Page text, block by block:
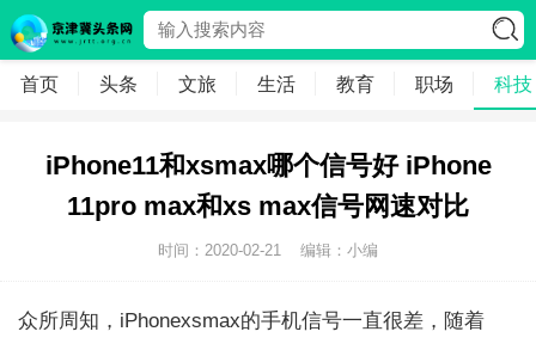
首页 头条 文旅 生活 教育 职场 科技
iPhone11和xsmax哪个信号好 iPhone
11pro max和xs max信号网速对比
时间：2020-02-21 编辑：小编
众所周知，iPhonexsmax的手机信号一直很差，随着